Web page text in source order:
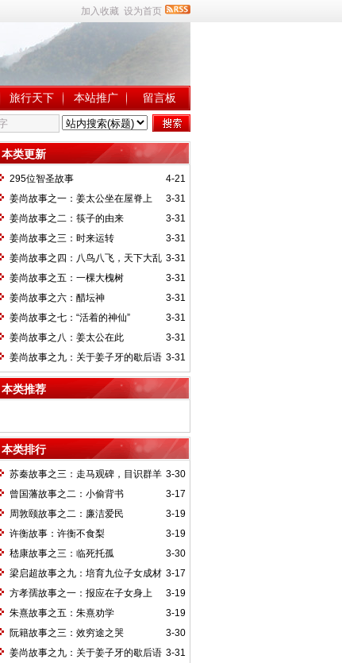
加入收藏 设为首页
旅行天下 本站推广 留言板
本类更新
4-21
295位智圣故事
3-31
姜尚故事之一：姜太公坐在屋脊上
3-31
姜尚故事之二：筷子的由来
3-31
姜尚故事之三：时来运转
3-31
姜尚故事之四：八鸟八飞，天下大乱
3-31
姜尚故事之五：一棵大槐树
3-31
姜尚故事之六：醋坛神
3-31
姜尚故事之七：“活着的神仙”
3-31
姜尚故事之八：姜太公在此
3-31
姜尚故事之九：关于姜子牙的歇后语
本类推荐
本类排行
3-30
苏秦故事之三：走马观碑，目识群羊
3-17
曾国藩故事之二：小偷背书
3-19
周敦颐故事之二：廉洁爱民
3-19
许衡故事：许衡不食梨
3-30
嵇康故事之三：临死托孤
3-17
梁启超故事之九：培育九位子女成材
的神奇“小妾”——王桂荃
3-19
方孝孺故事之一：报应在子女身上
3-19
朱熹故事之五：朱熹劝学
3-30
阮籍故事之三：效穷途之哭
3-31
姜尚故事之九：关于姜子牙的歇后语